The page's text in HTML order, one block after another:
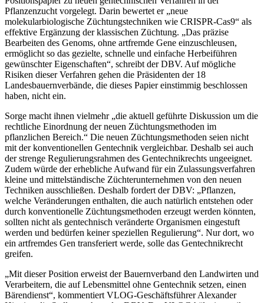
Pflanzenzucht vorgelegt. Darin bewertet er „neue
molekularbiologische Züchtungstechniken wie CRISPR-Cas9“ als
effektive Ergänzung der klassischen Züchtung. „Das präzise
Bearbeiten des Genoms, ohne artfremde Gene einzuschleusen,
ermöglicht so das gezielte, schnelle und einfache Herbeiführen
gewünschter Eigenschaften“, schreibt der DBV. Auf mögliche
Risiken dieser Verfahren gehen die Präsidenten der 18
Landesbauernverbände, die dieses Papier einstimmig beschlossen
haben, nicht ein.
Sorge macht ihnen vielmehr „die aktuell geführte Diskussion um die
rechtliche Einordnung der neuen Züchtungsmethoden im
pflanzlichen Bereich.“ Die neuen Züchtungsmethoden seien nicht
mit der konventionellen Gentechnik vergleichbar. Deshalb sei auch
der strenge Regulierungsrahmen des Gentechnikrechts ungeeignet.
Zudem würde der erhebliche Aufwand für ein Zulassungsverfahren
kleine und mittelständische Züchterunternehmen von den neuen
Techniken ausschließen. Deshalb fordert der DBV: „Pflanzen,
welche Veränderungen enthalten, die auch natürlich entstehen oder
durch konventionelle Züchtungsmethoden erzeugt werden könnten,
sollten nicht als gentechnisch veränderte Organismen eingestuft
werden und bedürfen keiner speziellen Regulierung“. Nur dort, wo
ein artfremdes Gen transferiert werde, solle das Gentechnikrecht
greifen.
„Mit dieser Position erweist der Bauernverband den Landwirten und
Verarbeitern, die auf Lebensmittel ohne Gentechnik setzen, einen
Bärendienst“, kommentiert VLOG-Geschäftsführer Alexander